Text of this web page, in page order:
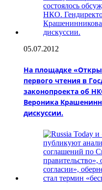
05.07.2012
На площадке
первого чтения в
законопроекта об
Вероника
дискуссии.